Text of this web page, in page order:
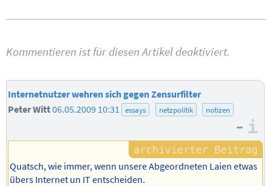
Kommentieren ist für diesen Artikel deaktiviert.
Internetnutzer wehren sich gegen Zensurfilter
Peter Witt06.05.2009 10:31 essays netzpolitik notizen
–
Quatsch, wie immer, wenn unsere Abgeordneten Laien etwas
übers Internet un IT entscheiden.